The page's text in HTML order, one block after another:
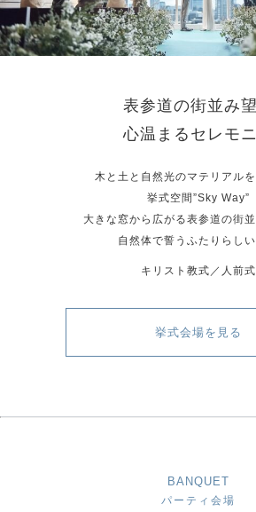
表参道の街並み
心温まるセレモ
木と土と自然光のマテリアル
挙式空間”Sky Way”
大きな窓から広がる表参道の街
自然体で誓うふたりらし
キリスト教式／人前式
挙式会場を見る
BANQUET
パーティ会場